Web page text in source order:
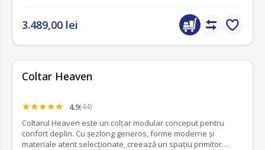
3.489,00 lei
Coltar Heaven
4.9(44)
Coltarul Heaven este un colțar modular conceput pentru
confort deplin. Cu șezlong generos, forme moderne și
materiale atent selecționate, creează un spațiu primitor